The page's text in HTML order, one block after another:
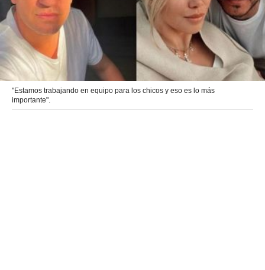
"Estamos trabajando en equipo para los chicos y eso es lo más
importante".